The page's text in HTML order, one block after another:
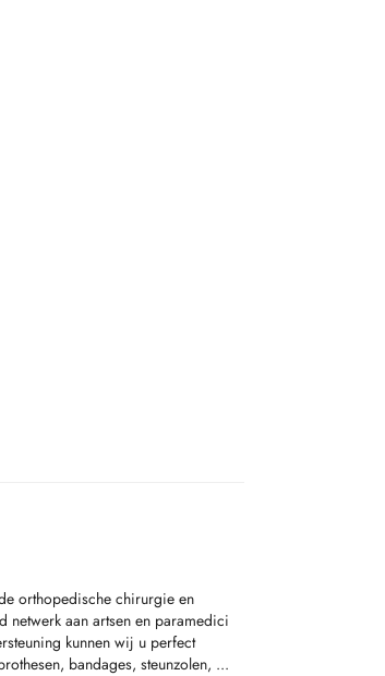
orthopedische chirurgie en
aan artsen en paramedici
kunnen wij u perfect
bandages, steunzolen, ...